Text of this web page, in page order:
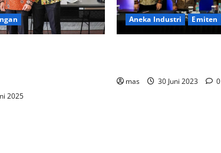
2025
Aneka Industri Emiten
mas 30 Juni 2023 0